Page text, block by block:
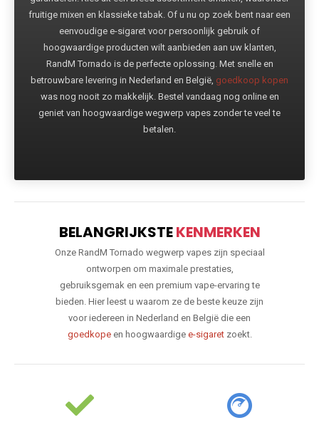
fruitige mixen en klassieke tabak. Of u nu op zoek bent naar een
eenvoudige e-sigaret voor persoonlijk gebruik of
hoogwaardige producten wilt aanbieden aan uw klanten,
RandM Tornado is de perfecte oplossing. Met snelle en
betrouwbare levering in Nederland en België, goedkoop kopen
was nog nooit zo makkelijk. Bestel vandaag nog online en
geniet van hoogwaardige wegwerp vapes zonder te veel te
betalen.
BELANGRIJKSTEKENMERKEN
Onze RandM Tornado wegwerp vapes zijn speciaal
ontworpen om maximale prestaties,
gebruiksgemak en een premium vape-ervaring te
bieden. Hier leest u waarom ze de beste keuze zijn
voor iedereen in Nederland en België die een
goedkopeen hoogwaardige e-sigaretzoekt.